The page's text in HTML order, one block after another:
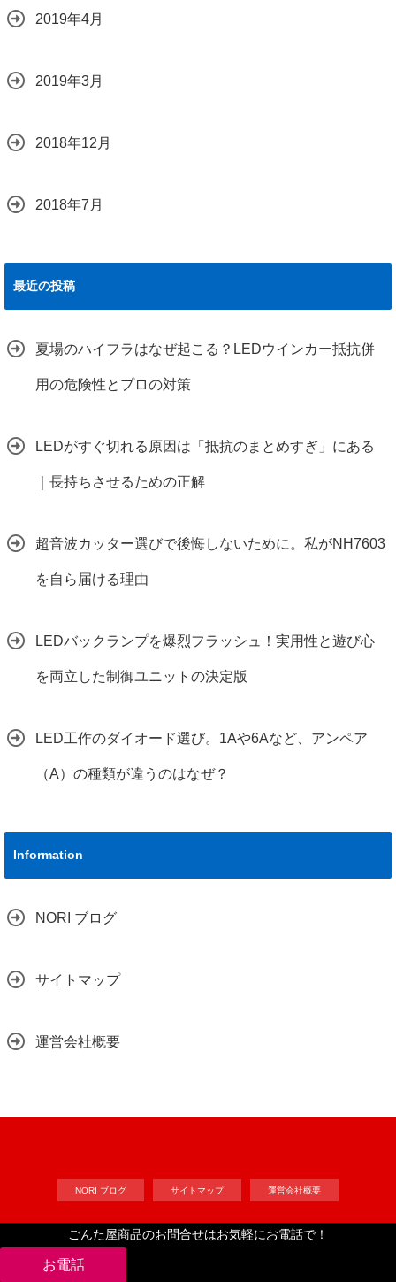
ごんた屋商品のお問合せはお気軽にお電話で！
2019年4月
2019年3月
2018年12月
2018年7月
最近の投稿
夏場のハイフラはなぜ起こる？LEDウインカー抵抗併
用の危険性とプロの対策
LEDがすぐ切れる原因は「抵抗のまとめすぎ」にある
｜長持ちさせるための正解
超音波カッター選びで後悔しないために。私がNH7603
を自ら届ける理由
LEDバックランプを爆烈フラッシュ！実用性と遊び心
を両立した制御ユニットの決定版
LED工作のダイオード選び。1Aや6Aなど、アンペア
（A）の種類が違うのはなぜ？
Information
NORI ブログ
サイトマップ
運営会社概要
NORI ブログ サイトマップ 運営会社概要
Copyright©